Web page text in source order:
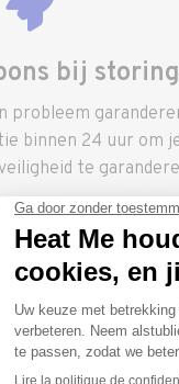
bij
probleem
binnen 24 uur om
te